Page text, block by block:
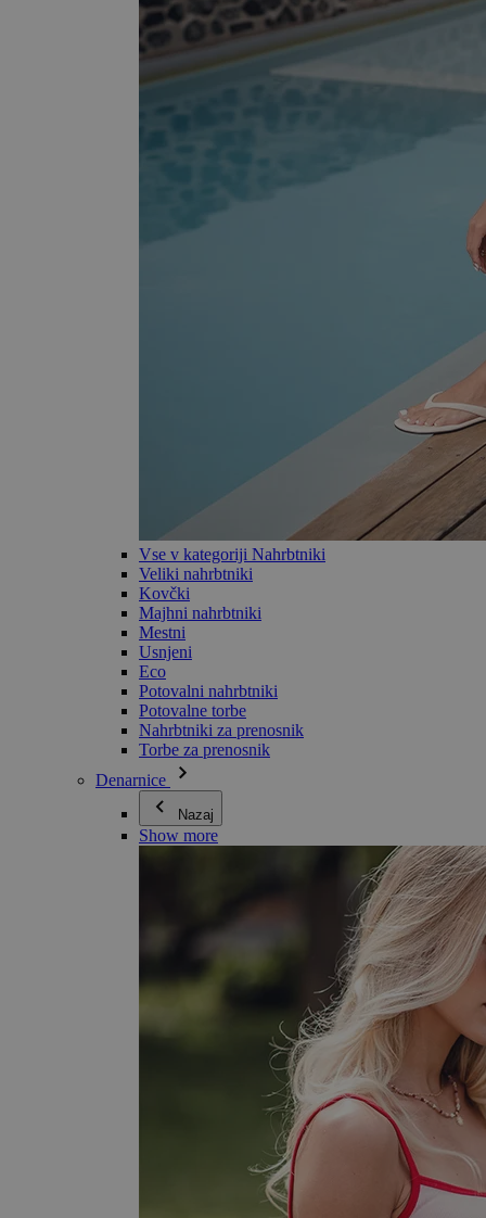
Vse v kategoriji Nahrbtniki
Veliki nahrbtniki
Kovčki
Majhni nahrbtniki
Mestni
Usnjeni
Eco
Potovalni nahrbtniki
Potovalne torbe
Nahrbtniki za prenosnik
Torbe za prenosnik
Denarnice
Nazaj
Show more